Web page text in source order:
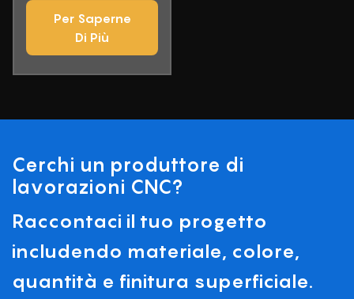
Per Saperne
Di Più
Cerchi un produttore di
lavorazioni CNC?
Raccontaci il tuo progetto
includendo materiale, colore,
quantità e finitura superficiale.